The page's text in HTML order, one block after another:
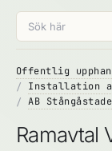
Offentlig
Installation
AB
Ramavtal